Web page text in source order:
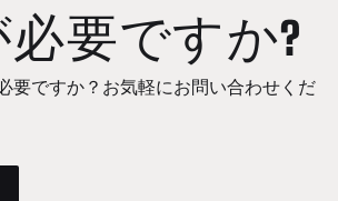
要ですか?
要ですか？お気軽にお問い合わせくだ